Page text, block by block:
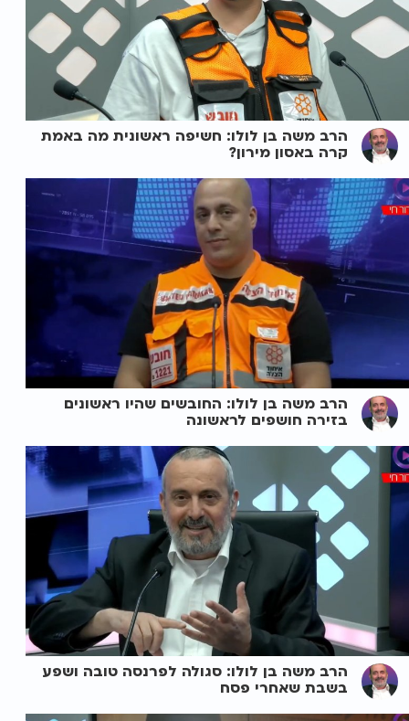
הרב משה בן לולו: חשיפה ראשונית מה באמת
קרה באסון מירון?
הרב משה בן לולו: החובשים שהיו ראשונים
בזירה חושפים לראשונה
הרב משה בן לולו: סגולה לפרנסה טובה ושפע
בשבת שאחרי פסח